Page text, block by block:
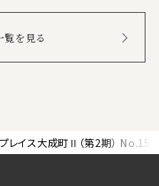
を見る
レイス大成町Ⅱ（第2期） No.15